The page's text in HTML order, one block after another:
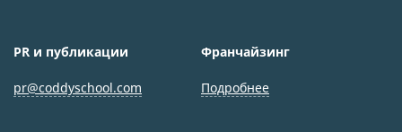
PR и публикации
pr@coddyschool.com
Франчайзинг
Подробнее